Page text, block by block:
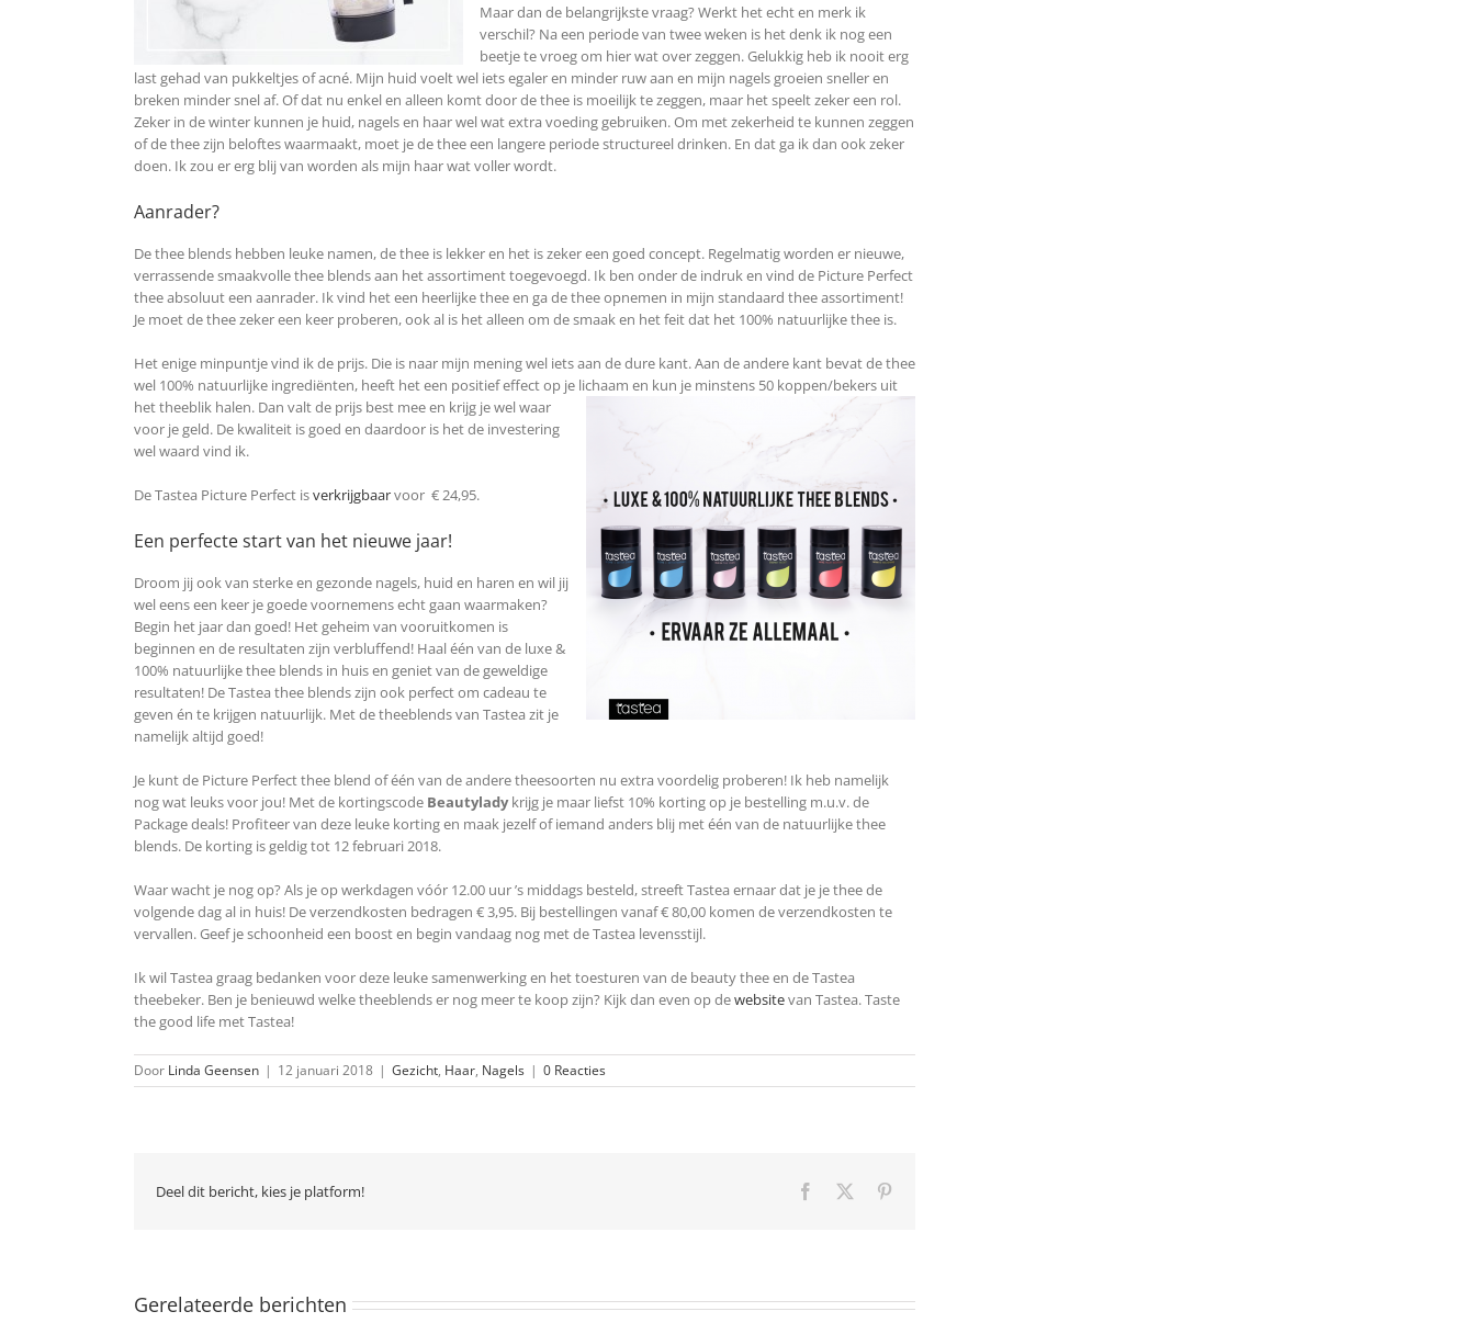
Maar dan de belangrijkste vraag? Werkt het echt en merk ik
verschil? Na een periode van twee weken is het denk ik nog een
beetje te vroeg om hier wat over zeggen. Gelukkig heb ik nooit erg
last gehad van pukkeltjes of acné. Mijn huid voelt wel iets egaler en minder ruw aan en mijn nagels groeien sneller en
breken minder snel af. Of dat nu enkel en alleen komt door de thee is moeilijk te zeggen, maar het speelt zeker een rol.
Zeker in de winter kunnen je huid, nagels en haar wel wat extra voeding gebruiken. Om met zekerheid te kunnen zeggen
of de thee zijn beloftes waarmaakt, moet je de thee een langere periode structureel drinken. En dat ga ik dan ook zeker
doen. Ik zou er erg blij van worden als mijn haar wat voller wordt.
Aanrader?
De thee blends hebben leuke namen, de thee is lekker en het is zeker een goed concept. Regelmatig worden er nieuwe,
verrassende smaakvolle thee blends aan het assortiment toegevoegd. Ik ben onder de indruk en vind de Picture Perfect
thee absoluut een aanrader. Ik vind het een heerlijke thee en ga de thee opnemen in mijn standaard thee assortiment!
Je moet de thee zeker een keer proberen, ook al is het alleen om de smaak en het feit dat het 100% natuurlijke thee is.
Het enige minpuntje vind ik de prijs. Die is naar mijn mening wel iets aan de dure kant. Aan de andere kant bevat de thee
wel 100% natuurlijke ingrediënten, heeft het een positief effect op je lichaam en kun je minstens 50 koppen/bekers uit
het theeblik halen. Dan valt de prijs best mee en krijg je wel waar
voor je geld. De kwaliteit is goed en daardoor is het de investering
wel waard vind ik.
De Tastea Picture Perfect isverkrijgbaarvoor € 24,95.
Een perfecte start van het nieuwe jaar!
Droom jij ook van sterke en gezonde nagels, huid en haren en wil jij
wel eens een keer je goede voornemens echt gaan waarmaken?
Begin het jaar dan goed! Het geheim van vooruitkomen is
beginnen en de resultaten zijn verbluffend! Haal één van de luxe &
100% natuurlijke thee blends in huis en geniet van de geweldige
resultaten! De Tastea thee blends zijn ook perfect om cadeau te
geven én te krijgen natuurlijk. Met de theeblends van Tastea zit je
namelijk altijd goed!
Je kunt de Picture Perfect thee blend of één van de andere theesoorten nu extra voordelig proberen! Ik heb namelijk
nog wat leuks voor jou! Met de kortingscode Beautyladykrijg je maar liefst 10% korting op je bestelling m.u.v. de
Package deals! Profiteer van deze leuke korting en maak jezelf of iemand anders blij met één van de natuurlijke thee
blends. De korting is geldig tot 12 februari 2018.
Waar wacht je nog op? Als je op werkdagen vóór 12.00 uur ’s middags besteld, streeft Tastea ernaar dat je je thee de
volgende dag al in huis! De verzendkosten bedragen € 3,95. Bij bestellingen vanaf € 80,00 komen de verzendkosten te
vervallen. Geef je schoonheid een boost en begin vandaag nog met de Tastea levensstijl.
Ik wil Tastea graag bedanken voor deze leuke samenwerking en het toesturen van de beauty thee en de Tastea
theebeker. Ben je benieuwd welke theeblends er nog meer te koop zijn? Kijk dan even op dewebsitevan Tastea. Taste
the good life met Tastea!
Door Linda Geensen | 12 januari 2018 | Gezicht, Haar, Nagels | 0 Reacties
Deel dit bericht, kies je platform! Facebook
Gerelateerde berichten